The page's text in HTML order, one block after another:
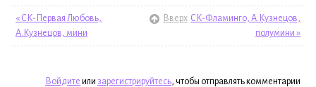
« СК-Первая Любовь,
А.Кузнецов, мини
Вверх СК-Фламинго, А.Кузнецов,
полумини »
Войдите или зарегистрируйтесь, чтобы отправлять комментарии